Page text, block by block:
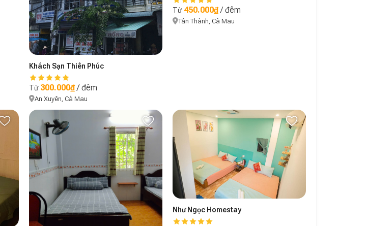
Khách Sạn Thiên Phúc
Từ 300.000₫/ đêm
An Xuyên, Cà Mau
Từ 450.000₫/ đêm
Tân Thành, Cà Mau
Như Ngọc Homestay